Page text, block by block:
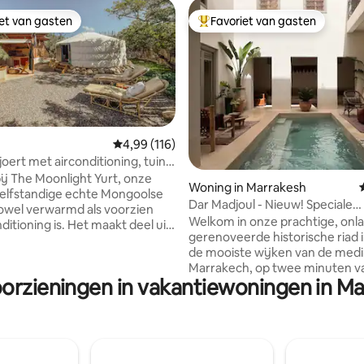
van 5 op 5, 17 recensies
van gasten
van gasten
Gemiddelde beoordeling van 4,99 op 5, 116
4,99 (116)
met airconditioning, tuin
badkamer
The Moonlight Yurt, onze
echte Mongoolse
verwarmd als voorzien
is. Het maakt deel uit
maar beschut op een heuvel
km van het dorp en 20
Topfavoriet van gasten
Favoriet van gasten
Woning in Marrakesh
Dar Madjoul - Nieuw! Speciale
openingsprijzen!
Welkom in onze prachtige,
gerenoveerde historische riad
de mooiste wijken van de
Marrakech, op twee minuten
Bahia-paleis en op vijf minuten
kloppende hart van
en dakterras in volledige privacy.
in vakantiewoningen in